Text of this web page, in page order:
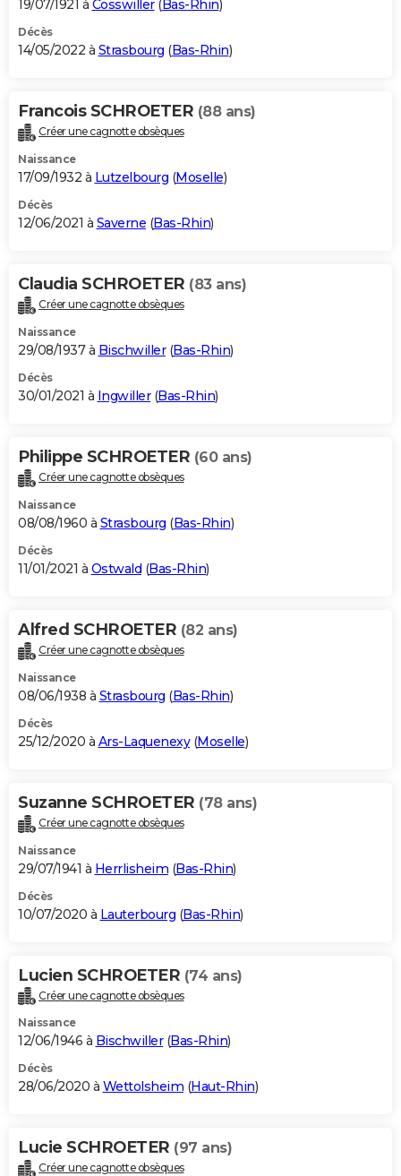
19/07/1921 à Cosswiller( Bas-Rhin)
Décès
14/05/2022 à Strasbourg (Bas-Rhin)
Francois SCHROETER (88 ans)
Créer une cagnotte obsèques
Naissance
17/09/1932 à Lutzelbourg (Moselle)
Décès
12/06/2021 à Saverne (Bas-Rhin)
Claudia SCHROETER (83 ans)
Créer une cagnotte obsèques
Naissance
29/08/1937 à Bischwiller(Bas-Rhin)
Décès
30/01/2021 à Ingwiller(Bas-Rhin)
Philippe SCHROETER (60 ans)
Créer une cagnotte obsèques
Naissance
08/08/1960 à Strasbourg (Bas-Rhin)
Décès
11/01/2021 à Ostwald (Bas-Rhin)
Alfred SCHROETER (82 ans)
Créer une cagnotte obsèques
Naissance
08/06/1938 à Strasbourg (Bas-Rhin)
Décès
25/12/2020 à Ars-Laquenexy(Moselle)
Suzanne SCHROETER (78 ans)
Créer une cagnotte obsèques
Naissance
29/07/1941 à Herrlisheim (Bas-Rhin)
Décès
10/07/2020 à Lauterbourg (Bas-Rhin)
Lucien SCHROETER (74 ans)
Créer une cagnotte obsèques
Naissance
12/06/1946 à Bischwiller(Bas-Rhin)
Décès
28/06/2020 à Wettolsheim (Haut-Rhin)
Lucie SCHROETER (97 ans)
Créer une cagnotte obsèques